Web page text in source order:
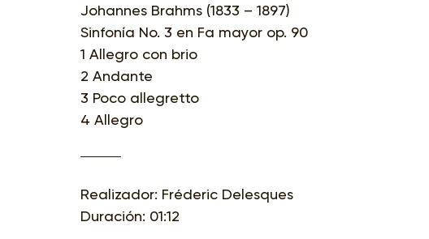
Johannes Brahms (1833 – 1897)
Sinfonía No. 3 en Fa mayor op. 90
1 Allegro con brio
2 Andante
3 Poco allegretto
4 Allegro
Realizador: Fréderic Delesques
Duración: 01:12